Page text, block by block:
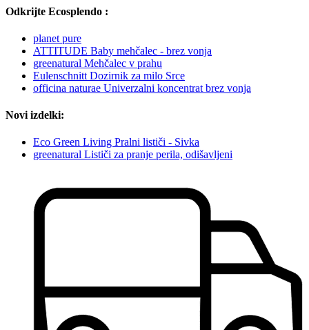
Odkrijte Ecosplendo :
planet pure
ATTITUDE Baby mehčalec - brez vonja
greenatural Mehčalec v prahu
Eulenschnitt Dozirnik za milo Srce
officina naturae Univerzalni koncentrat brez vonja
Novi izdelki:
Eco Green Living Pralni lističi - Sivka
greenatural Lističi za pranje perila, odišavljeni